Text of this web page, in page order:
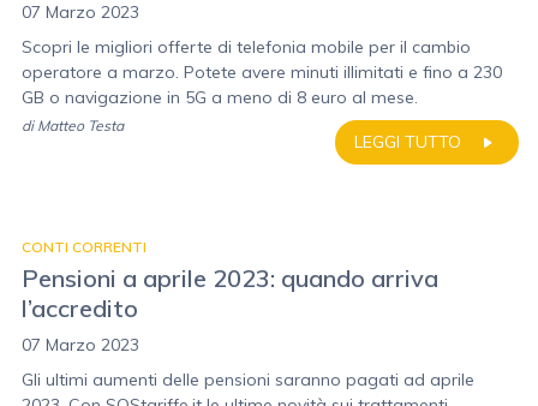
07 Marzo 2023
Scopri le migliori offerte di telefonia mobile per il cambio
operatore a marzo. Potete avere minuti illimitati e fino a 230
GB o navigazione in 5G a meno di 8 euro al mese.
LEGGI TUTTO
di Matteo Testa
CONTI CORRENTI
Pensioni a aprile 2023: quando arriva
l’accredito
07 Marzo 2023
Gli ultimi aumenti delle pensioni saranno pagati ad aprile